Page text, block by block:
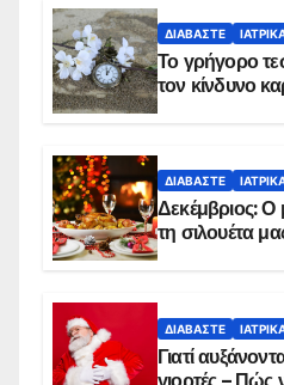
ΔΙΑΒΆΣΤΕ
Το γρήγορο
τον κίνδυνο
ΔΙΑΒΆΣΤΕ
Δεκέμβριος: Ο
τη σιλουέτα
ΔΙΑΒΆΣΤΕ
Γιατί
γιορτές – Πώς